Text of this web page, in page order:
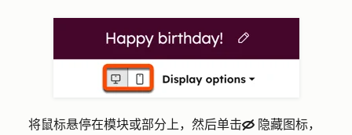
将鼠标悬停在模块或部分上，然后单击hide 隐藏图标，